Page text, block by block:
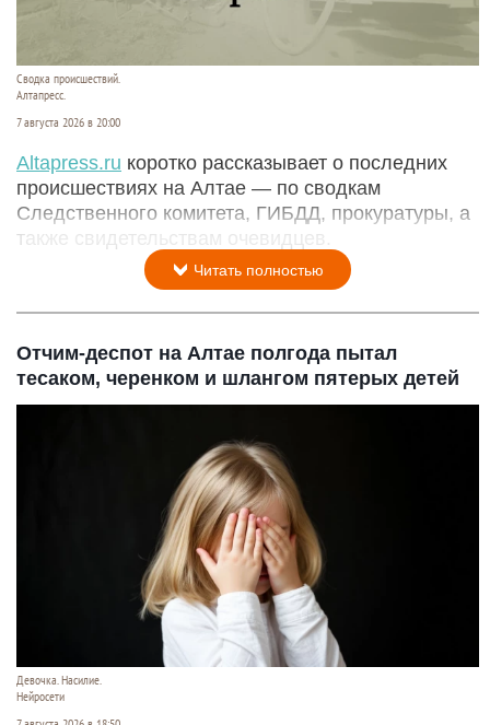
Сводка происшествий.
Алтапресс.
7 августа 2026 в 20:00
Аltapress.ru коротко рассказывает о последних
происшествиях на Алтае — по сводкам
Следственного комитета, ГИБДД, прокуратуры, а
также свидетельствам очевидцев.
Читать полностью
Отчим-деспот на Алтае полгода пытал
тесаком, черенком и шлангом пятерых детей
Девочка. Насилие.
Нейросети